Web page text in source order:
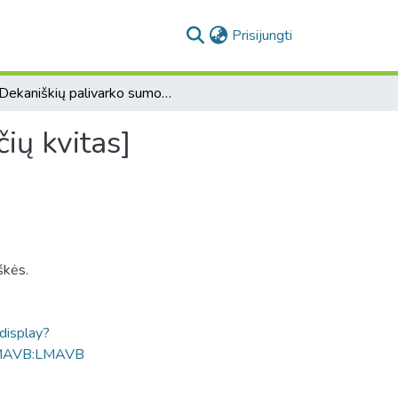
Prisijungti
[Dekaniškių palivarko sumokėtų valstybinių mokesčių kvitas]
kvitas]